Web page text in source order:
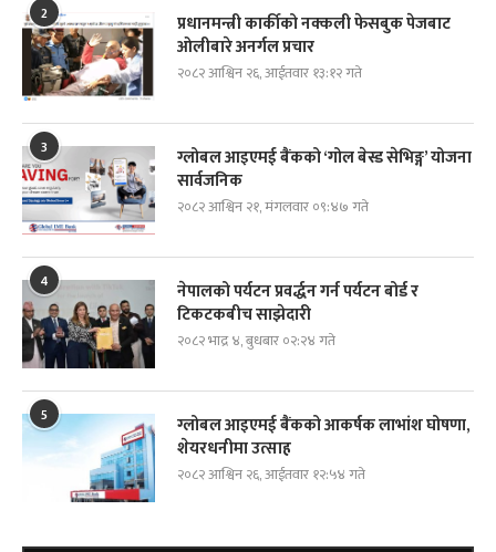
2
प्रधानमन्त्री कार्कीको नक्कली फेसबुक पेजबाट
ओलीबारे अनर्गल प्रचार
२०८२ आश्विन २६, आईतवार १३:१२ गते
3
ग्लोबल आइएमई बैंकको ‘गोल बेस्ड सेभिङ्ग’ योजना
सार्वजनिक
२०८२ आश्विन २१, मंगलवार ०९:४७ गते
4
नेपालको पर्यटन प्रवर्द्धन गर्न पर्यटन बोर्ड र
टिकटकबीच साझेदारी
२०८२ भाद्र ४, बुधबार ०२:२४ गते
5
ग्लोबल आइएमई बैंकको आकर्षक लाभांश घोषणा,
शेयरधनीमा उत्साह
२०८२ आश्विन २६, आईतवार १२:५४ गते